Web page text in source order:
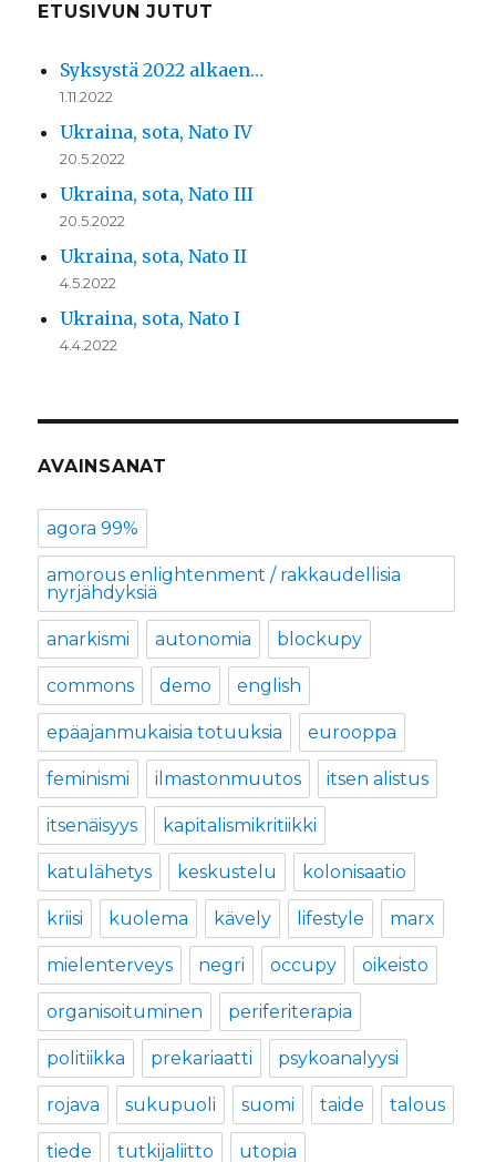
ETUSIVUN JUTUT
Syksystä 2022 alkaen…
1.11.2022
Ukraina, sota, Nato IV
20.5.2022
Ukraina, sota, Nato III
20.5.2022
Ukraina, sota, Nato II
4.5.2022
Ukraina, sota, Nato I
4.4.2022
AVAINSANAT
agora 99%
amorous enlightenment / rakkaudellisia
nyrjähdyksiä
anarkismi autonomia blockupy
commons demo english
epäajanmukaisia totuuksia eurooppa
feminismi ilmastonmuutos itsen alistus
itsenäisyys kapitalismikritiikki
katulähetys keskustelu kolonisaatio
kriisi kuolema kävely lifestyle marx
mielenterveys negri occupy oikeisto
organisoituminen periferiterapia
politiikka prekariaatti psykoanalyysi
rojava sukupuoli suomi taide talous
tiede tutkijaliitto utopia